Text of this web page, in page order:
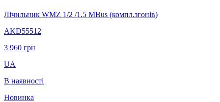
Лічильник WMZ 1/2 /1.5 MBus (компл.згонів)
AKD55512
3 960 грн
UA
В наявності
Новинка